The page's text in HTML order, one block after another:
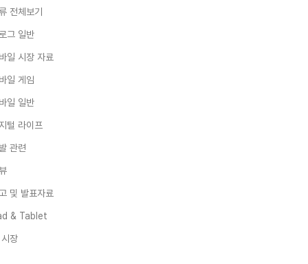
전체보기
그 일반
일 시장 자료
일 게임
일 일반
털 라이프
관련
및 발표자료
& Tablet
장